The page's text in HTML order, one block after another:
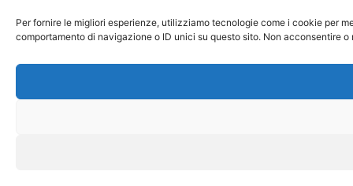
Per fornire le migliori esperienze, utilizziamo tecnologie come i cookie per
comportamento di navigazione o ID unici su questo sito. Non acconsentire